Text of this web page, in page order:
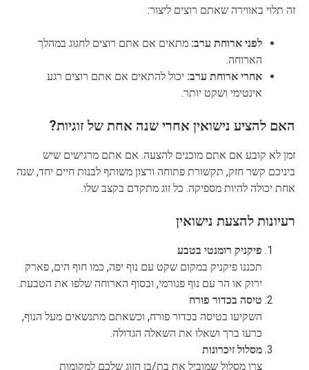
זה תלוי באווירה שאתם רוצים ליצור:
לפני ארוחת ערב: מתאים אם אתם רוצים לחגוג במהלך
הארוחה.
אחרי ארוחת ערב: יכול להתאים אם אתם רוצים רגע
אינטימי ושקט יותר.
האם להציע נישואין אחרי שנה אחת של זוגיות?
זמן לא קובע אם אתם מוכנים להצעה. אם אתם מרגישים שיש
ביניכם קשר חזק, תקשורת פתוחה ורצון משותף לבנות חיים יחד, שנה
אחת יכולה להיות מספיקה. כל זוג מתקדם בקצב שלו.
רעיונות להצעת נישואין
פיקניק רומנטי בטבע
תכננו פיקניק במקום שקט עם נוף יפה, כמו חוף הים, פארק
ירוק או הר עם נוף פנורמי, ובסוף הארוחה שלפו את הטבעת.
טיסה בכדור פורח
השקיעו בטיסה בכדור פורח, וכשאתם מתנשאים מעל הנוף,
כרעו ברך ושאלו את השאלה הגדולה.
מסלול זיכרונות
צרו מסלול שמוביל את בת/בן הזוג שלכם למקומות